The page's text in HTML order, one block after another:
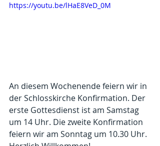
https://youtu.be/lHaE8VeD_0M
An diesem Wochenende feiern wir in
der Schlosskirche Konfirmation. Der
erste Gottesdienst ist am Samstag
um 14 Uhr. Die zweite Konfirmation
feiern wir am Sonntag um 10.30 Uhr.